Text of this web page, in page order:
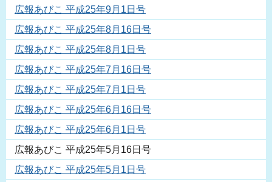
広報あびこ 平成25年9月1日号
広報あびこ 平成25年8月16日号
広報あびこ 平成25年8月1日号
広報あびこ 平成25年7月16日号
広報あびこ 平成25年7月1日号
広報あびこ 平成25年6月16日号
広報あびこ 平成25年6月1日号
広報あびこ 平成25年5月16日号
広報あびこ 平成25年5月1日号